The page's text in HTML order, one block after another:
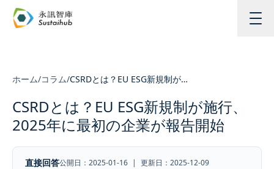
メインコンテンツへスキップ
ホーム/コラム/ CSRDとは？EU ESG新規制が施行、2025年に最初の企業が報告開始
CSRDとは？EU ESG新規制が施行、
2025年に最初の企業が報告開始
直接回答公開日：2025-01-16 | 更新日：2025-12-09